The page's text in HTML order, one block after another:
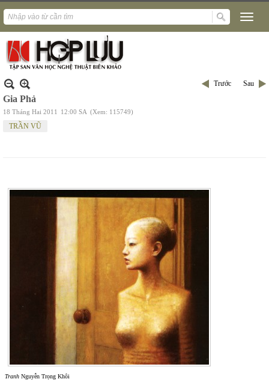
Trước Sau
Gia Phả
18 Tháng Hai 2011 12:00 SA (Xem: 115749)
TRẦN VŨ
Tranh Nguyễn Trọng Khôi